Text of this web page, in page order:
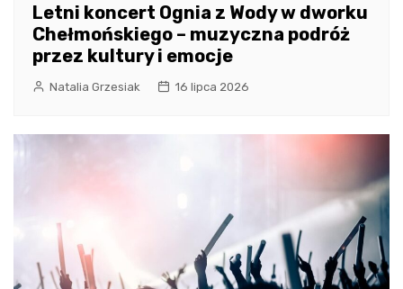
Letni koncert Ognia z Wody w dworku
Chełmońskiego – muzyczna podróż
przez kultury i emocje
Natalia Grzesiak 16 lipca 2026